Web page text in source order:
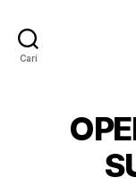
Cari